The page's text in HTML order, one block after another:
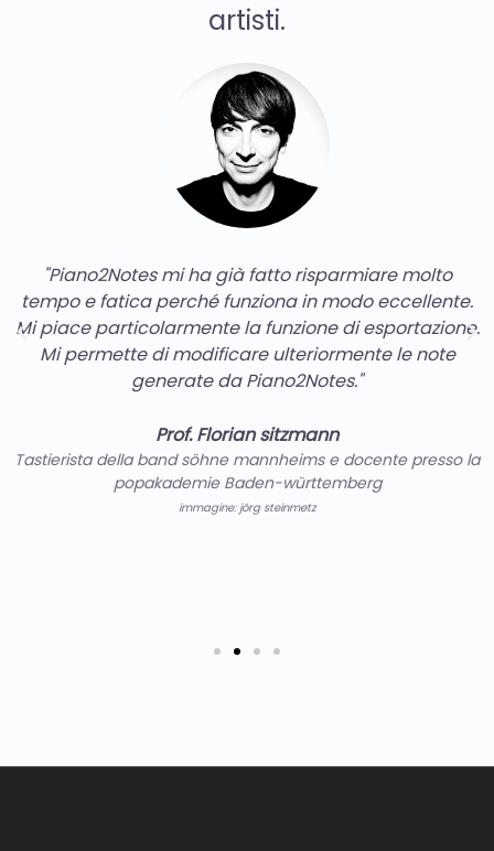
artisti.
"Piano2Notes mi ha già fatto risparmiare molto
tempo e fatica perché funziona in modo eccellente.
Mi piace particolarmente la funzione di esportazione.
Mi permette di modificare ulteriormente le note
generate da Piano2Notes."
Prof. Florian sitzmann
Tastierista della band söhne mannheims e docente presso la
popakademie Baden-württemberg
immagine: jörg steinmetz